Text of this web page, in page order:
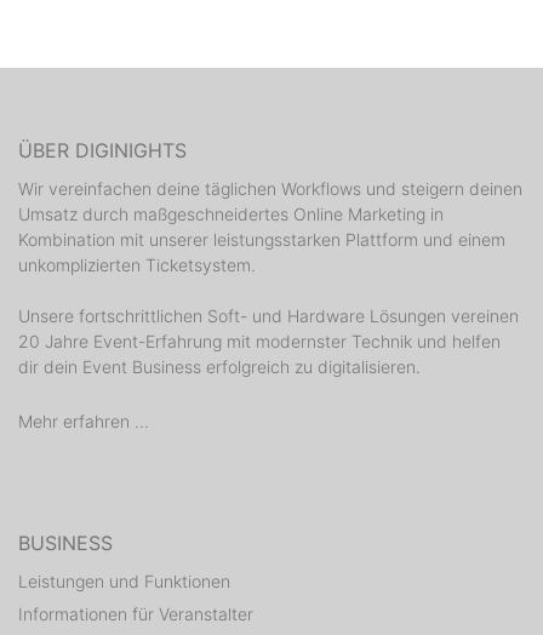
ÜBER DIGINIGHTS
Wir vereinfachen deine täglichen Workflows und steigern deinen
Umsatz durch maßgeschneidertes Online Marketing in
Kombination mit unserer leistungsstarken Plattform und einem
unkomplizierten Ticketsystem.
Unsere fortschrittlichen Soft- und Hardware Lösungen vereinen
20 Jahre Event-Erfahrung mit modernster Technik und helfen
dir dein Event Business erfolgreich zu digitalisieren.
Mehr erfahren ...
BUSINESS
Leistungen und Funktionen
Informationen für Veranstalter